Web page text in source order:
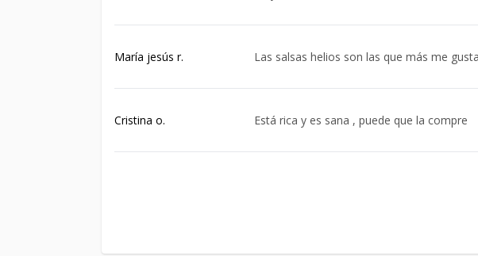
María jesús r. Las salsas helios son las que más me
Cristina o. Está rica y es sana , puede que la compre